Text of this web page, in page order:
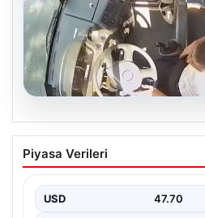
Trabzon’da Otobüste
Yolcuya Şoförün Hızlı
yaşındaki yolcu Hasan Öner’in
Erdoğan’ın…
Piyasa Verileri
USD 47.70